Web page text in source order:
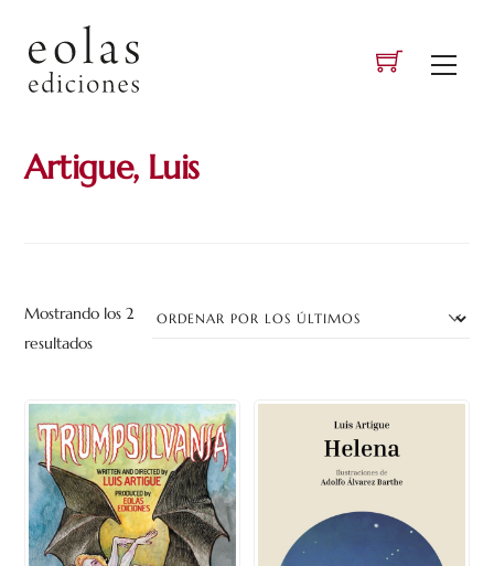
content
Artigue, Luis
Mostrando los 2
resultadosOrdenado
los
últimos